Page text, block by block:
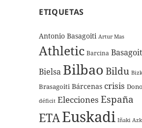
ETIQUETAS
Antonio Basagoiti Artur Mas
Athletic Barcina
Bielsa Bilbao Bildu
Brasagoiti Bárcenas crisis
déficit Elecciones España
ETAEuskadi Iñaki